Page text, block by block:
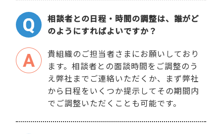
相談者との日程・時間の調整は、誰がど
のようにすればよいですか？
貴組織のご担当者さまにお願いしており
ます。相談者との面談時間をご調整のう
え弊社までご連絡いただくか、まず弊社
から日程をいくつか提示してその期間内
でご調整いただくことも可能です。